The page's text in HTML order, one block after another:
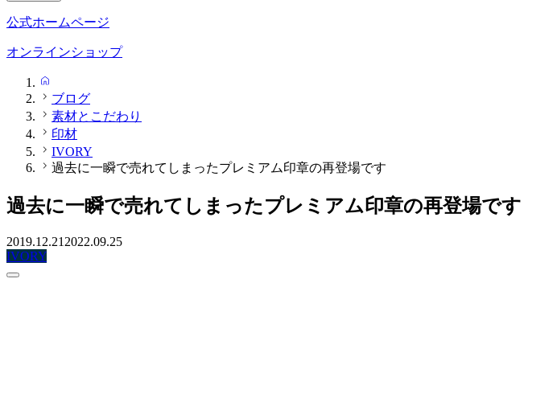
公式ホームページ
オンラインショップ
ブログ
素材とこだわり
印材
IVORY
過去に一瞬で売れてしまったプレミアム印章の再登場です
過去に一瞬で売れてしまったプレミアム印章の再登場です
2019.12.21 2022.09.25
IVORY